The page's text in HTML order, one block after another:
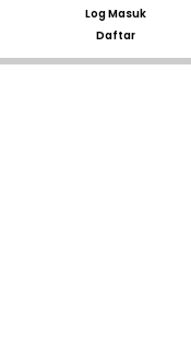
Log Masuk
Daftar